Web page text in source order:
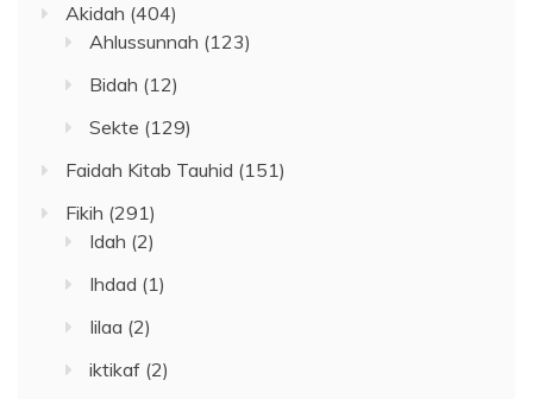
Akidah (404)
Ahlussunnah (123)
Bidah (12)
Sekte (129)
Faidah Kitab Tauhid (151)
Fikih (291)
Idah (2)
Ihdad (1)
Iilaa (2)
iktikaf (2)